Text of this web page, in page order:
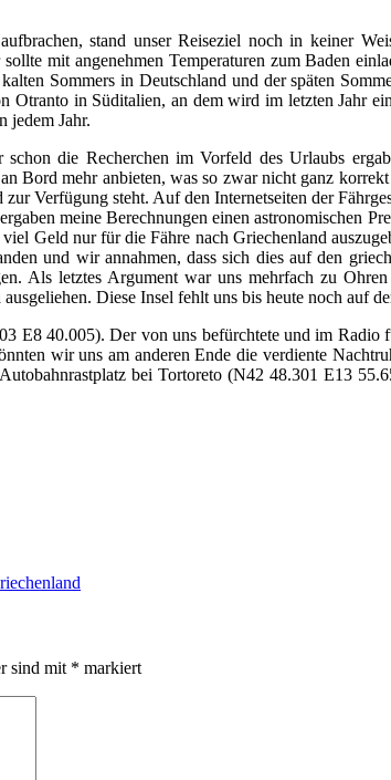
stand unser Reiseziel noch in keiner
mit angenehmen Temperaturen zum Baden
Sommers in Deutschland und der späten
Otranto in Süditalien, an dem wird im letzten Jahr
jedem Jahr.
die Recherchen im Vorfeld des Urlaubs
Bord mehr anbieten, was so zwar nicht ganz
Verfügung steht. Auf den Internetseiten der
meine Berechnungen einen astronomischen
Geld nur für die Fähre nach Griechenland
und wir annahmen, dass sich dies auf den
Als letztes Argument war uns mehrfach zu
Diese Insel fehlt uns bis heute noch auf
E8 40.005). Der von uns befürchtete und im Radio
wir uns am anderen Ende die verdiente
bei Tortoreto (N42 48.301 E13
sind mit * markiert